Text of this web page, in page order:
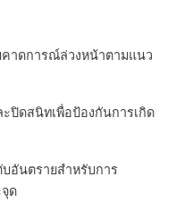
คาดการณ์ล่วงหน้าตามแนว
ปิดสนิทเพื่อป้องกันการเกิด
อันตรายสำหรับการ
ด